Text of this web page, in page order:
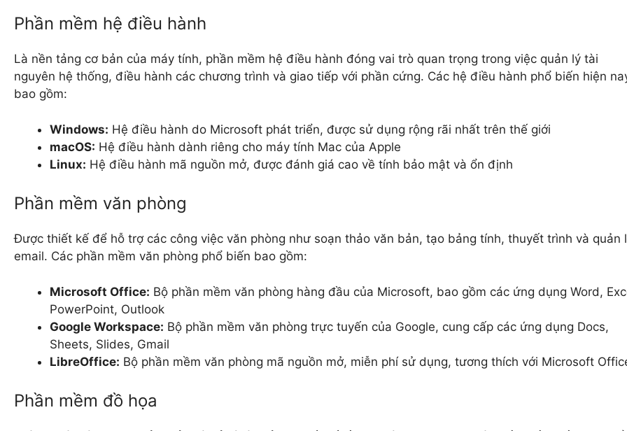
Phần mềm hệ điều hành
Là nền tảng cơ bản của máy tính, phần mềm hệ điều hành đóng vai trò quan trọng trong việc quản lý tài
nguyên hệ thống, điều hành các chương trình và giao tiếp với phần cứng. Các hệ điều hành phổ biến hiện
bao gồm:
Windows: Hệ điều hành do Microsoft phát triển, được sử dụng rộng rãi nhất trên thế giới
macOS: Hệ điều hành dành riêng cho máy tính Mac của Apple
Linux: Hệ điều hành mã nguồn mở, được đánh giá cao về tính bảo mật và ổn định
Phần mềm văn phòng
Được thiết kế để hỗ trợ các công việc văn phòng như soạn thảo văn bản, tạo bảng tính, thuyết trình và quản
email. Các phần mềm văn phòng phổ biến bao gồm:
Microsoft Office: Bộ phần mềm văn phòng hàng đầu của Microsoft, bao gồm các ứng dụng Word,
PowerPoint, Outlook
Google Workspace: Bộ phần mềm văn phòng trực tuyến của Google, cung cấp các ứng dụng Docs,
Sheets, Slides, Gmail
LibreOffice: Bộ phần mềm văn phòng mã nguồn mở, miễn phí sử dụng, tương thích với Microsoft
Phần mềm đồ họa